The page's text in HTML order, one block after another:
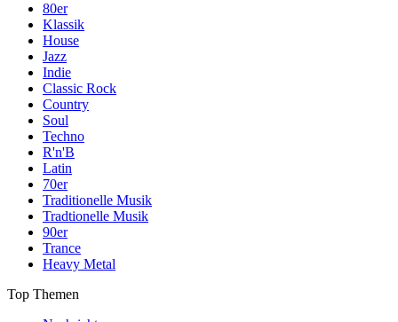
80er
Klassik
House
Jazz
Indie
Classic Rock
Country
Soul
Techno
R'n'B
Latin
70er
Traditionelle Musik
Tradtionelle Musik
90er
Trance
Heavy Metal
Top Themen